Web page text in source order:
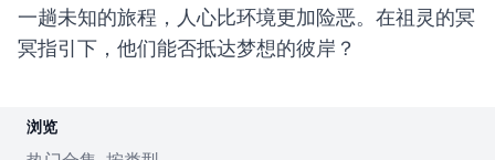
一趟未知的旅程，人心比环境更加险恶。在祖灵的冥
冥指引下，他们能否抵达梦想的彼岸？
浏览